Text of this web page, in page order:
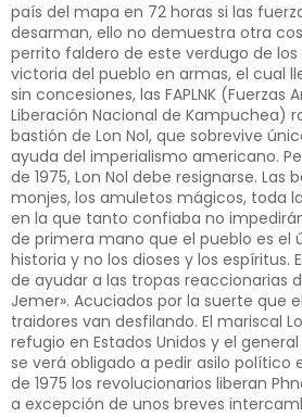
país del mapa en 72 horas si las
desarman, ello no demuestra otra
perrito faldero de este verdugo de los
victoria del pueblo en armas, el cual
sin concesiones, las FAPLNK (Fuerzas
Liberación Nacional de Kampuchea)
bastión de Lon Nol, que sobrevive
ayuda del imperialismo americano.
de 1975, Lon Nol debe resignarse. Las
monjes, los amuletos mágicos, toda
en la que tanto confiaba no
de primera mano que el pueblo es el
historia y no los dioses y los espíritus.
de ayudar a las tropas reaccionarias
Jemer». Acuciados por la suerte que
traidores van desfilando. El mariscal
refugio en Estados Unidos y el
se verá obligado a pedir asilo político
de 1975 los revolucionarios liberan
a excepción de unos breves